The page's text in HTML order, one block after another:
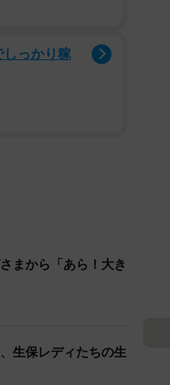
しっかり稼
まから「あら！大き
生保レディたちの生